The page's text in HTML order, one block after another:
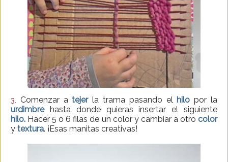
3. Comenzar atejerla trama pasando el hilo por la
urdimbrehasta donde quieras insertar el siguiente
hilo. Hacer 5 o 6 filas de un color y cambiar a otro color
y textura. ¡Esas manitas creativas!